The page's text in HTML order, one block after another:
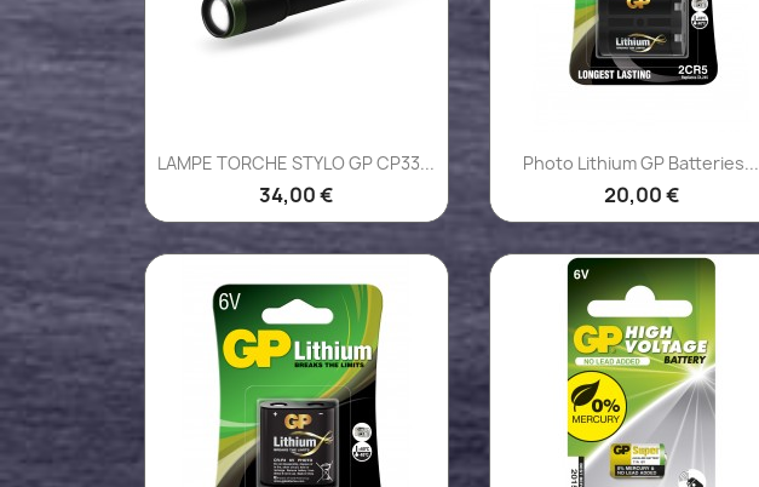
Aperçu rapide
LAMPE TORCHE STYLO GP CP33...
34,00 €
 Aperçu rapide
Photo Lithium GP Batteries...
20,00 €